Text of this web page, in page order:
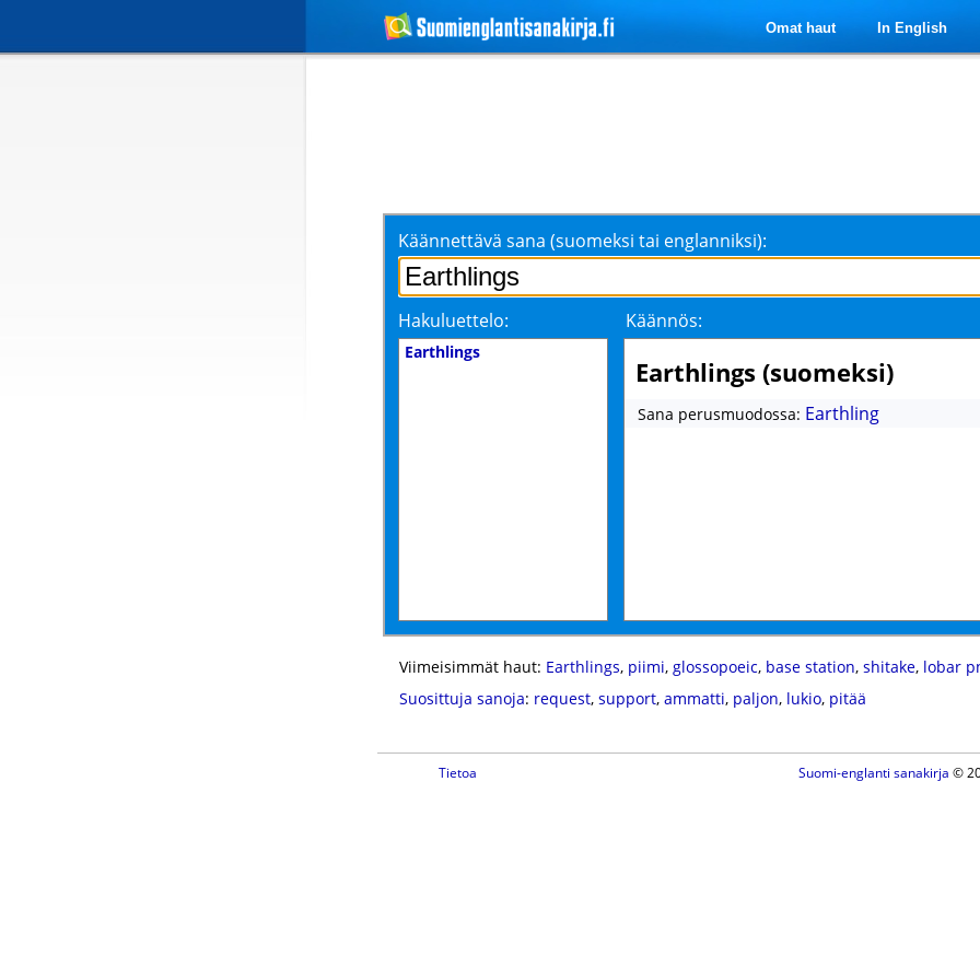
Omat haut In English
Käännettävä sana (suomeksi tai englanniksi):
Hakuluettelo: Käännös:
Earthlings
Earthlings (suomeksi)
Sana perusmuodossa: Earthling
Viimeisimmät haut: Earthlings, piimi, glossopoeic, base station, shitake, lobar
Suosittuja sanoja: request, support, ammatti, paljon, lukio, pitää
Tietoa Suomi-englanti sanakirja ©